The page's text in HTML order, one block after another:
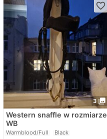
3 photo_library
favorite_border
Western snaffle w rozmiarze
WB
Warmblood/Full Black